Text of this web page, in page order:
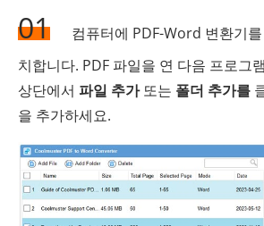
01
컴퓨터에 PDF-Word 변환기
치합니다. PDF 파일을 연 다음 프로그
상단에서 파일 추가또는 폴더 추가를
을 추가하세요.